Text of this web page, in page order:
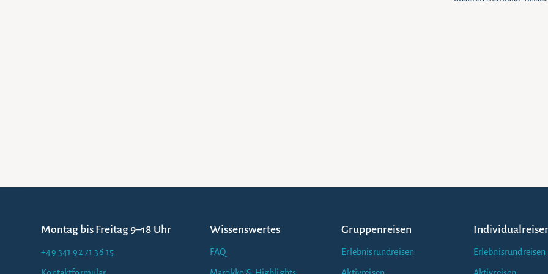
Montag bis Freitag 9–18 Uhr
+49 341 92 71 36 15
Wissenswertes
FAQ
Gruppenreisen
Erlebnisrundreisen Erlebnisrundreisen